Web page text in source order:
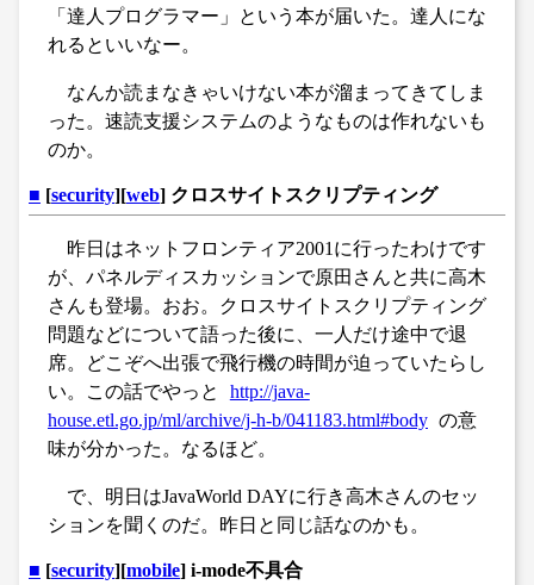
「達人プログラマー」という本が届いた。達人にな
れるといいなー。
なんか読まなきゃいけない本が溜まってきてしま
った。速読支援システムのようなものは作れないも
のか。
■ [security][web] クロスサイトスクリプティング
昨日はネットフロンティア2001に行ったわけです
が、パネルディスカッションで原田さんと共に高木
さんも登場。おお。クロスサイトスクリプティング
問題などについて語った後に、一人だけ途中で退
席。どこぞへ出張で飛行機の時間が迫っていたらし
い。この話でやっと
http://java-
house.etl.go.jp/ml/archive/j-h-b/041183.html#body の意
味が分かった。なるほど。
で、明日はJavaWorld DAYに行き高木さんのセッ
ションを聞くのだ。昨日と同じ話なのかも。
■ [security][mobile] i-mode不具合